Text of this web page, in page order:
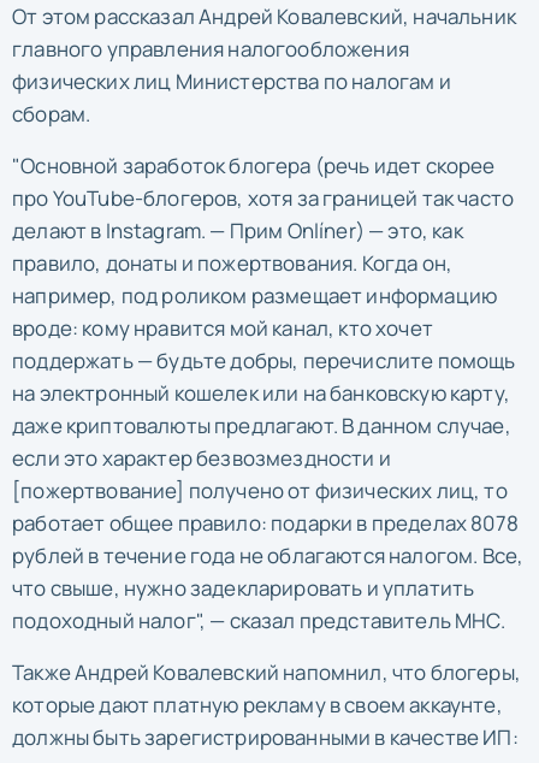
От этом рассказал Андрей Ковалевский, начальник
главного управления налогообложения
физических лиц Министерства по налогам и
сборам.
"Основной заработок блогера (речь идет скорее
про YouTube-блогеров, хотя за границей так чаcто
делают в Instagram. — Прим Onlíner) — это, как
правило, донаты и пожертвования. Когда он,
например, под роликом размещает информацию
вроде: кому нравится мой канал, кто хочет
поддержать — будьте добры, перечислите помощь
на электронный кошелек или на банковскую карту,
даже криптовалюты предлагают. В данном случае,
если это характер безвозмездности и
[пожертвование] получено от физических лиц, то
работает общее правило: подарки в пределах 8078
рублей в течение года не облагаются налогом. Все,
что свыше, нужно задекларировать и уплатить
подоходный налог", — сказал представитель МНС.
Также Андрей Ковалевский напомнил, что блогеры,
которые дают платную рекламу в своем аккаунте,
должны быть зарегистрированными в качестве ИП: